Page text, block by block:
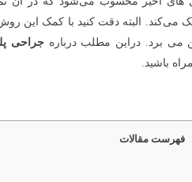
البته دقت کنید با کمک این روش
می برد. دراین مطلب دربارهجراحی
باشید.
فهرست مقالات